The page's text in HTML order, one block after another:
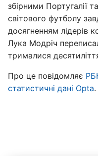
збірними Португалії
світового футболу
досягненням лідерів
Лука Модріч
трималися
Про це повідомляє
статистичні дані Opta.